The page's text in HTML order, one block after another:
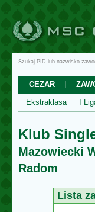
Szukaj PID lub nazwisko
CEZAR
Ekstraklasa
I
Klub
Mazowiecki
Radom
Lista